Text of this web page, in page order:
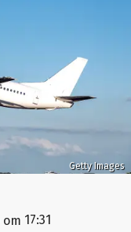
Getty Images
om 17:31